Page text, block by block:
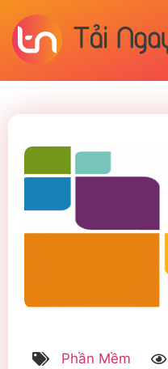
Phần Mềm